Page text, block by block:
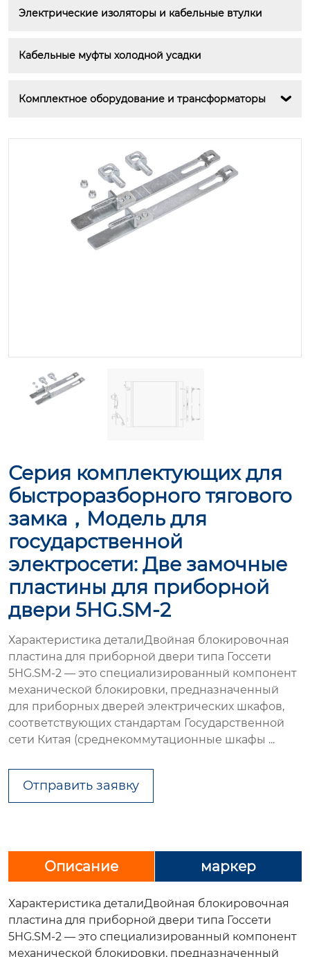
Электрические изоляторы и кабельные втулки
Кабельные муфты холодной усадки
Комплектное оборудование и трансформаторы 
Серия комплектующих для
быстроразборного тягового
замка，Модель для
государственной
электросети: Две замочные
пластины для приборной
двери 5HG.SM-2
Характеристика деталиДвойная блокировочная
пластина для приборной двери типа Госсети
5HG.SM-2 — это специализированный компонент
механической блокировки, предназначенный
для приборных дверей электрических шкафов,
соответствующих стандартам Государственной
сети Китая (среднекоммутационные шкафы ...
Отправить заявку
Описание маркер
Характеристика деталиДвойная блокировочная
пластина для приборной двери типа Госсети
5HG.SM-2 — это специализированный компонент
механической блокировки, предназначенный